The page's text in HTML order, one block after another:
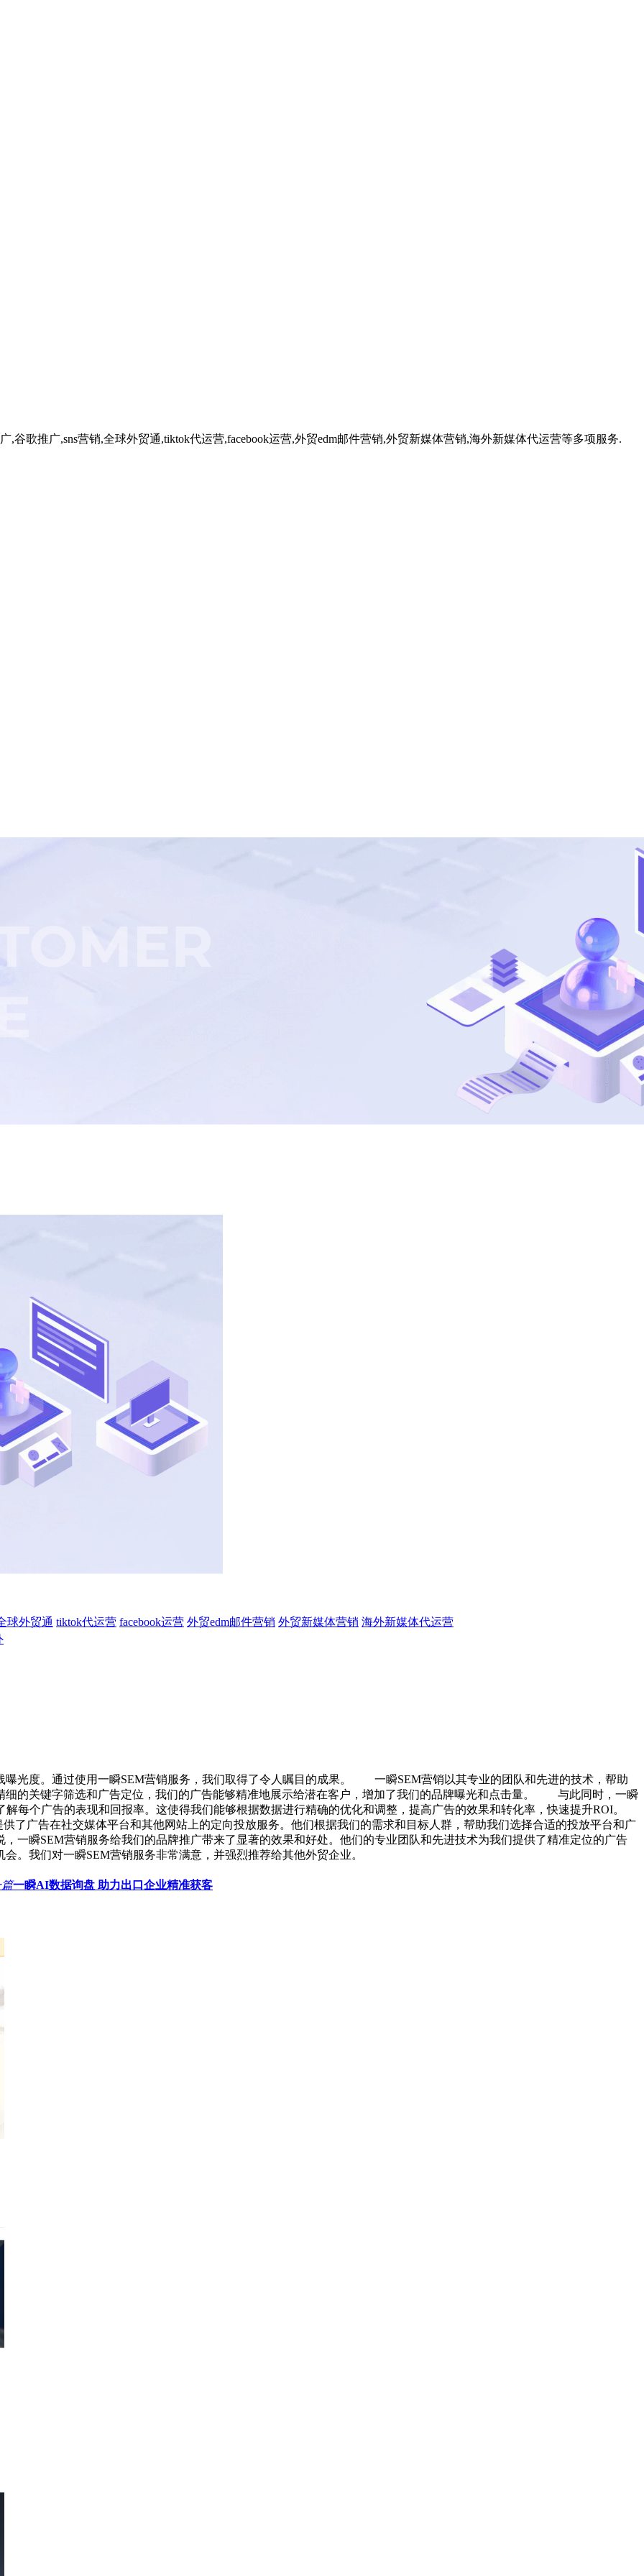
歌推广,sns营销,全球外贸通,tiktok代运营,facebook运营,外贸edm邮件营销,外贸新媒体营销,海外新媒体代运营等多项服务.
球外贸通 tiktok代运营 facebook运营 外贸edm邮件营销 外贸新媒体营销 海外新媒体代运营
曝光度。通过使用一瞬SEM营销服务，我们取得了令人瞩目的成果。 一瞬SEM营销以其专业的团队和先进的技术，帮助
细的关键字筛选和广告定位，我们的广告能够精准地展示给潜在客户，增加了我们的品牌曝光和点击量。 与此同时，一瞬
每个广告的表现和回报率。这使得我们能够根据数据进行精确的优化和调整，提高广告的效果和转化率，快速提升ROI。
了广告在社交媒体平台和其他网站上的定向投放服务。他们根据我们的需求和目标人群，帮助我们选择合适的投放平台和广
瞬SEM营销服务给我们的品牌推广带来了显著的效果和好处。他们的专业团队和先进技术为我们提供了精准定位的广告
。我们对一瞬SEM营销服务非常满意，并强烈推荐给其他外贸企业。
一瞬AI数据询盘 助力出口企业精准获客